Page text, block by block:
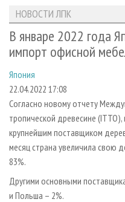
ЛЕСОЗАГОТОВКА
ЛЕСОПИЛЕНИЕ
СУШКА ДРЕВЕСИНЫ
ПРОИЗВОДСТВО
ДЕРЕВЯННОЕ
ПРОИЗВОДСТВО МЕБЕЛИ
ЦБП
НОВОСТИ ЛПК
НОВОСТИ ЖУРНАЛА
ПРОЕКТЫ ЛПИ
АНАЛИТИКА
ПРЕДПРИЯТИЯ ЛПК
ПЕРСОНЫ
МОБИЛЬНЫЕ ВЫСТАВКИ
ОФИЦИАЛЬНЫЕ
ПРИОРИТЕТНЫЕ
ГАЗЕТА ЛЕСПРОМФОРУМ
АРХИВ ЖУРНАЛОВ
О ЖУРНАЛЕ
КОНТАКТЫ
РЕКЛАМОДАТЕЛЯМ
РЕКЛАМА
РЕКЛАМА НА САЙТЕ
НОВОСТИ ЛПК
В январе 2022 года
импорт офисной
Япония
22.04.2022 17:08
Согласно новому отчету
тропической древесине
крупнейшим поставщиком
месяц страна увеличила свою
83%.
Другими основными
и Польша – 2%.